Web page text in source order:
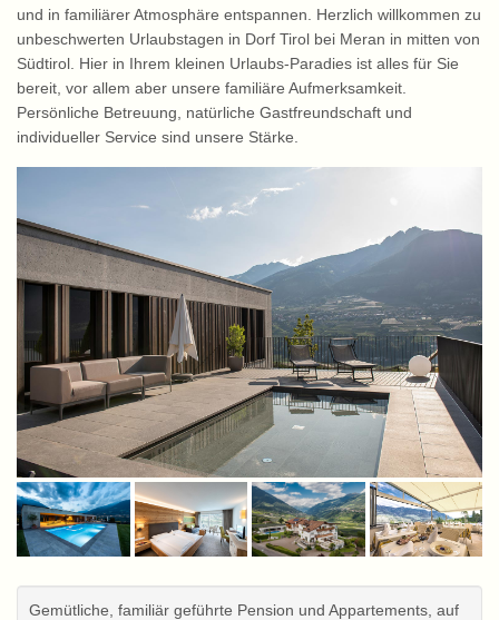
und in familiärer Atmosphäre entspannen. Herzlich willkommen zu
unbeschwerten Urlaubstagen in Dorf Tirol bei Meran in mitten von
Südtirol. Hier in Ihrem kleinen Urlaubs-Paradies ist alles für Sie
bereit, vor allem aber unsere familiäre Aufmerksamkeit.
Persönliche Betreuung, natürliche Gastfreundschaft und
individueller Service sind unsere Stärke.
Gemütliche, familiär geführte Pension und Appartements, auf